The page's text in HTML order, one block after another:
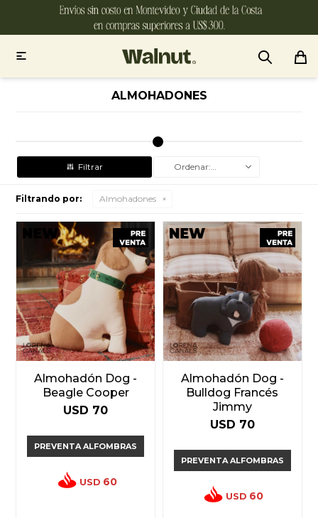

ALMOHADONES
Recomendados
Filtrando por: Almohadones
Almohadón Dog -
Beagle Cooper
USD 70
PREVENTA ALFOMBRAS
USD 60
Almohadón Dog -
Bulldog Francés
Jimmy
USD 70
PREVENTA ALFOMBRAS
USD 60